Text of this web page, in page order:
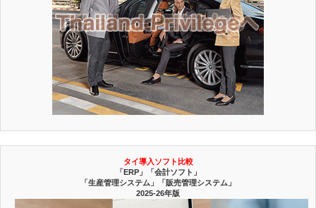
タイ導入ソフト比較
「ERP」「会計ソフト」
「生産管理システム」「販売管理システム」
2025-26年版